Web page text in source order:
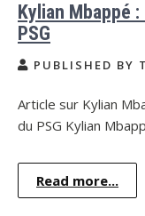
Kylian Mbappé
PSG
PUBLISHED BY
Article sur Kylian
du PSG Kylian
Read more...